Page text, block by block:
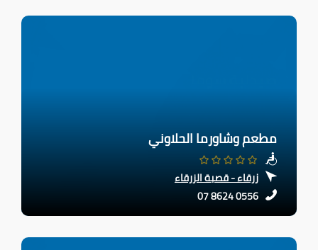
مطعم وشاورما الحلاوني
زرقاء - قصبة الزرقاء
07 8624 0556